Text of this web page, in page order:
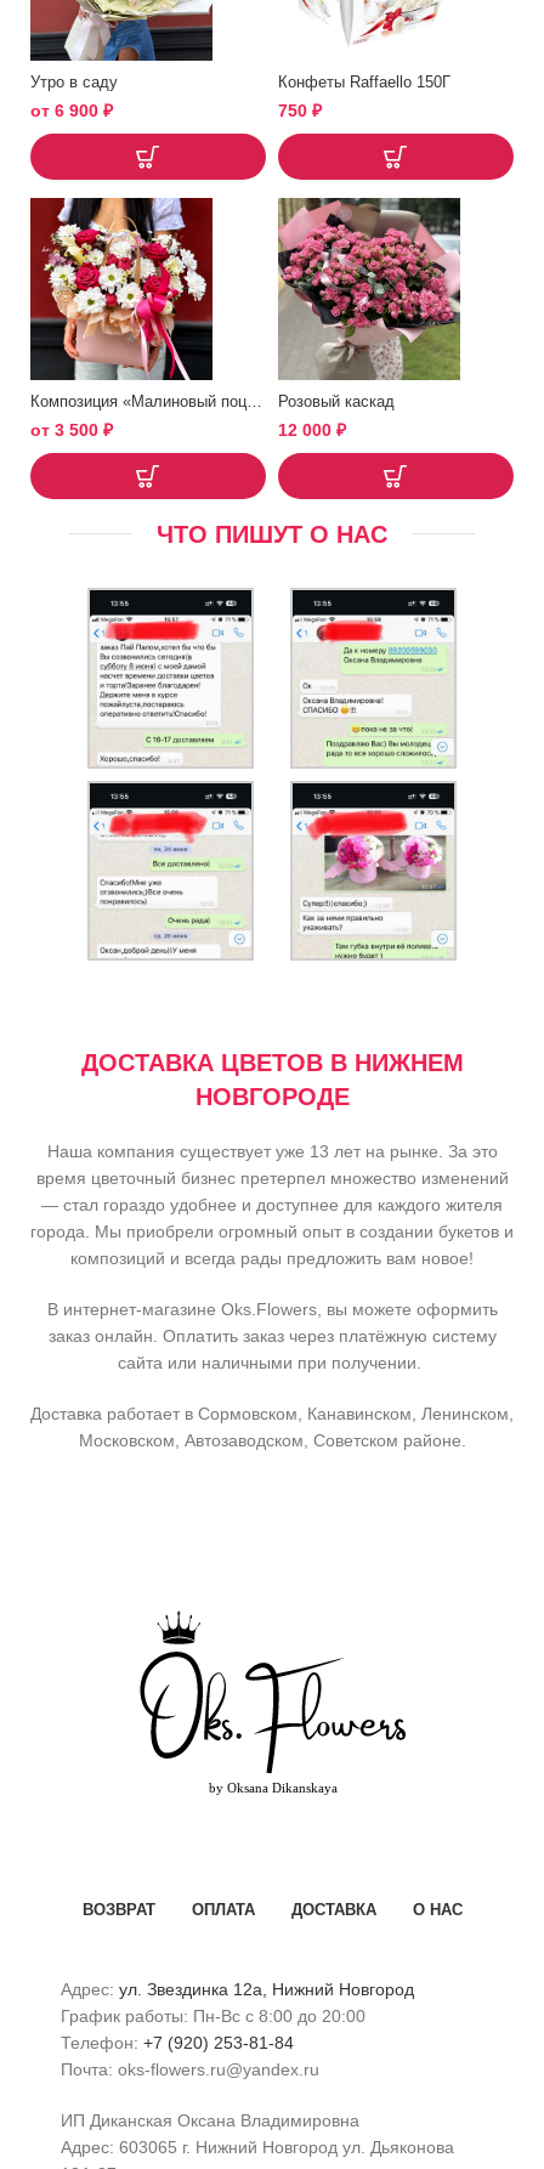
Утро в саду
от 6 900 ₽
Конфеты Raffaello 150Г
750 ₽
от 3 500 ₽
Розовый каскад
12 000 ₽
ЧТО ПИШУТ О НАС
ДОСТАВКА ЦВЕТОВ В НИЖНЕМ
НОВГОРОДЕ
Наша компания существует уже 13 лет на рынке. За это
время цветочный бизнес претерпел множество изменений
— стал гораздо удобнее и доступнее для каждого жителя
города. Мы приобрели огромный опыт в создании букетов и
композиций и всегда рады предложить вам новое!
В интернет-магазине Oks.Flowers, вы можете оформить
заказ онлайн. Оплатить заказ через платёжную систему
сайта или наличными при получении.
Доставка работает в Сормовском, Канавинском, Ленинском,
Московском, Автозаводском, Советском районе.
ВОЗВРАТ ОПЛАТА ДОСТАВКА О НАС
Адрес: ул. Звездинка 12а, Нижний Новгород
График работы: Пн-Вс с 8:00 до 20:00
Телефон: +7 (920) 253-81-84
Почта: oks-flowers.ru@yandex.ru
ИП Диканская Оксана Владимировна
Адрес: 603065 г. Нижний Новгород ул. Дьяконова